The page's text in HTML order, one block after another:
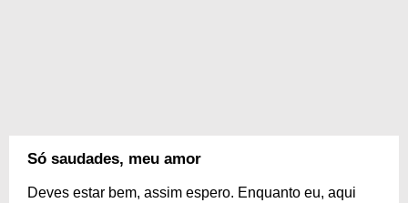
Só saudades, meu amor
Deves estar bem, assim espero. Enquanto eu, aqui